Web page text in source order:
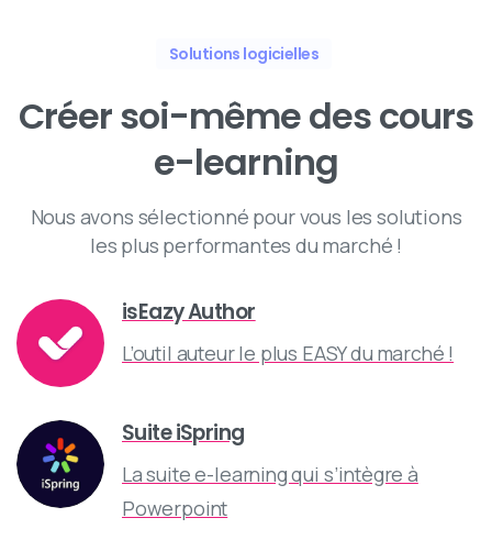
Solutions logicielles
Créersoi-mêmedescours
e-learning
Nous avons sélectionné pour vous les solutions
les plus performantes du marché !
isEazy Author
L’outil auteur le plus EASY du marché !
Suite iSpring
La suite e-learning qui s’intègre à
Powerpoint